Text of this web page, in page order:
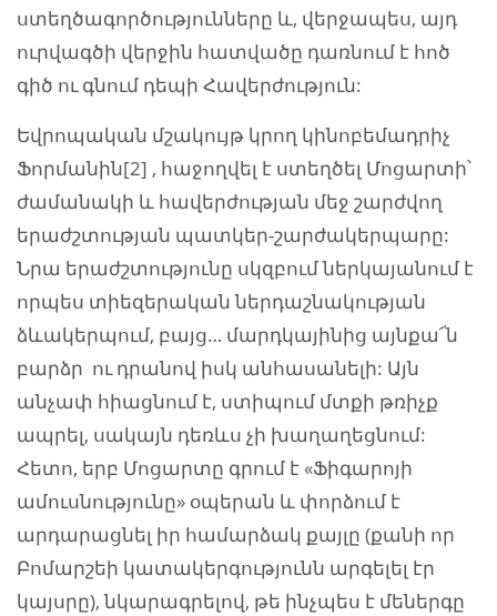
ստեղծագործությունները և, վերջապես, այդ
ուրվագծի վերջին հատվածը դառնում է հոծ
գիծ ու գնում դեպի Հավերժություն:
Եվրոպական մշակույթ կրող կինոբեմադրիչ
Ֆորմանին[2] , հաջողվել է ստեղծել Մոցարտի՝
ժամանակի և հավերժության մեջ շարժվող
երաժշտության պատկեր-շարժակերպարը:
Նրա երաժշտությունը սկզբում ներկայանում է
որպես տիեզերական ներդաշնակության
ձևակերպում, բայց… մարդկայինից այնքա՜ն
բարձր ու դրանով իսկ անհասանելի: Այն
անչափ հիացնում է, ստիպում մտքի թռիչք
ապրել, սակայն դեռևս չի խաղաղեցնում:
Հետո, երբ Մոցարտը գրում է «Ֆիգարոյի
ամուսնությունը» օպերան և փորձում է
արդարացնել իր համարձակ քայլը (քանի որ
Բոմարշեի կատակերգությունն արգելել էր
կայսրը), նկարագրելով, թե ինչպես է մեներգը